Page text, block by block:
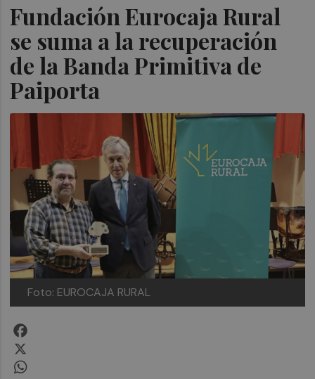
Fundación Eurocaja Rural
se suma a la recuperación
de la Banda Primitiva de
Paiporta
Foto: EUROCAJA RURAL